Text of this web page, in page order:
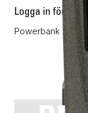
Logga in för pris
Powerbank till